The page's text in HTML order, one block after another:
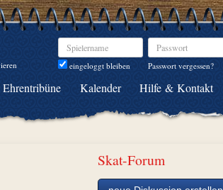
Spielername
eingeloggt bleiben
Passwort
Passwort vergessen?
Ehrentribüne Kalender Hilfe & Kontakt
Skat-Forum